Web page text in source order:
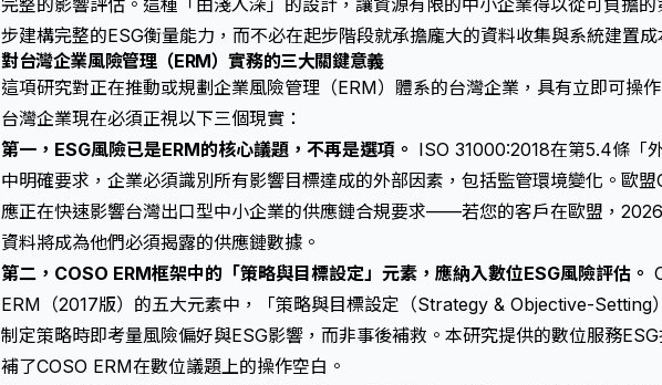
完整的影響評估。這種「由淺入深」的設計，讓資源有限的中小企業得以從可負擔
步建構完整的ESG衡量能力，而不必在起步階段就承擔龐大的資料收集與系統建置成
對台灣企業風險管理（ERM）實務的三大關鍵意義
這項研究對正在推動或規劃企業風險管理（ERM）體系的台灣企業，具有立即可操
台灣企業現在必須正視以下三個現實：
第一，ESG風險已是ERM的核心議題，不再是選項。 ISO 31000:2018在第5.4條「
中明確要求，企業必須識別所有影響目標達成的外部因素，包括監管環境變化。歐
應正在快速影響台灣出口型中小企業的供應鏈合規要求——若您的客戶在歐盟，
資料將成為他們必須揭露的供應鏈數據。
第二，COSO ERM框架中的「策略與目標設定」元素，應納入數位ESG風險評估。
ERM（2017版）的五大元素中，「策略與目標設定（Strategy & Objective-Setting
制定策略時即考量風險偏好與ESG影響，而非事後補救。本研究提供的數位服務
補了COSO ERM在數位議題上的操作空白。